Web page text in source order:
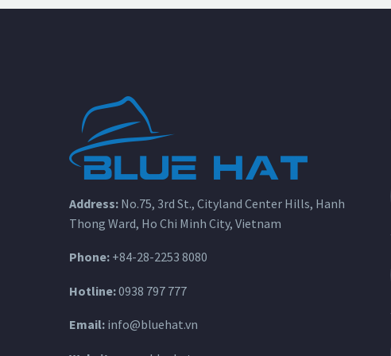
Address: No.75, 3rd St., Cityland Center Hills, Hanh
Thong Ward, Ho Chi Minh City, Vietnam
Phone: +84-28-2253 8080
Hotline:0938 797 777
Email: info@bluehat.vn